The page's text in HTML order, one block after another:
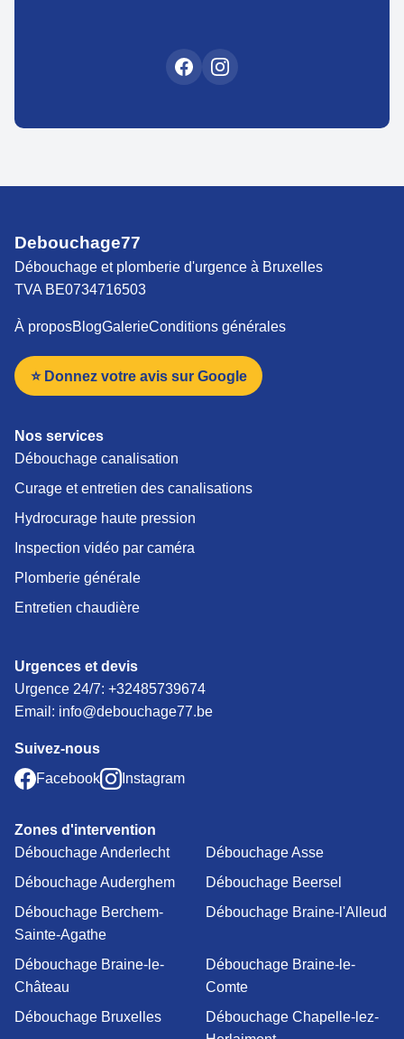
Debouchage77
Débouchage et plomberie d'urgence à Bruxelles
TVA BE0734716503
À proposBlogGalerieConditions générales
⭐ Donnez votre avis sur Google
Nos services
Débouchage canalisation
Curage et entretien des canalisations
Hydrocurage haute pression
Inspection vidéo par caméra
Plomberie générale
Entretien chaudière
Urgences et devis
Urgence 24/7: +32485739674
Email: info@debouchage77.be
Suivez-nous
Facebook
Instagram
Zones d'intervention
Débouchage Anderlecht
Débouchage Asse
Débouchage Auderghem
Débouchage Beersel
Débouchage Berchem-
Sainte-Agathe
Débouchage Braine-l'Alleud
Débouchage Braine-le-
Château
Débouchage Braine-le-
Comte
Débouchage Bruxelles
Débouchage Chapelle-lez-